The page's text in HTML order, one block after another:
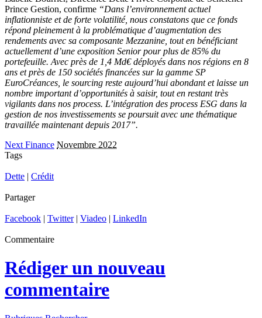
Prince Gestion, confirme “Dans l’environnement actuel
inflationniste et de forte volatilité, nous constatons que ce fonds
répond pleinement à la problématique d’augmentation des
rendements avec sa composante Mezzanine, tout en bénéficiant
actuellement d’une exposition Senior pour plus de 85% du
portefeuille. Avec près de 1,4 Md€ déployés dans nos régions en 8
ans et près de 150 sociétés financées sur la gamme SP
EuroCréances, le sourcing reste aujourd’hui abondant et laisse un
nombre important d’opportunités à saisir, tout en restant très
vigilants dans nos process. L’intégration des process ESG dans la
gestion de nos investissements se poursuit avec une thématique
travaillée maintenant depuis 2017”.
Next Finance Novembre 2022
Tags
Dette | Crédit
Partager
Facebook | Twitter| Viadeo | LinkedIn
Commentaire
Rédiger un nouveau
commentaire